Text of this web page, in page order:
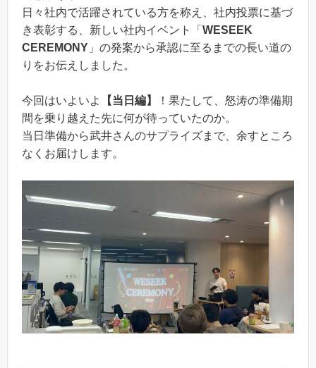
日々社内で活躍されている方を称え、社内投票に基づ
き表彰する、新しい社内イベント「 WESEEK
CEREMONY 」の発案から承認に至るまでの長い道の
りをお伝えしました。
今回はいよいよ 【当日編】
！果たして、怒涛の準備期
間を乗り越えた先に何が待っていたのか。
当日準備から武井さんのサプライズまで、余すところ
なくお届けします。